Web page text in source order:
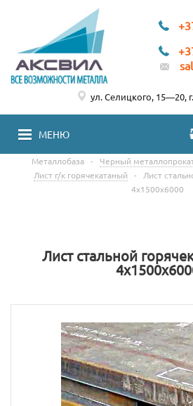
МЕНЮ
ул. Селицкого, 15—20,
Металлобаза - Черный
Лист г/к горячекатаный
-
Лист
4х1500х6000
Лист стальной